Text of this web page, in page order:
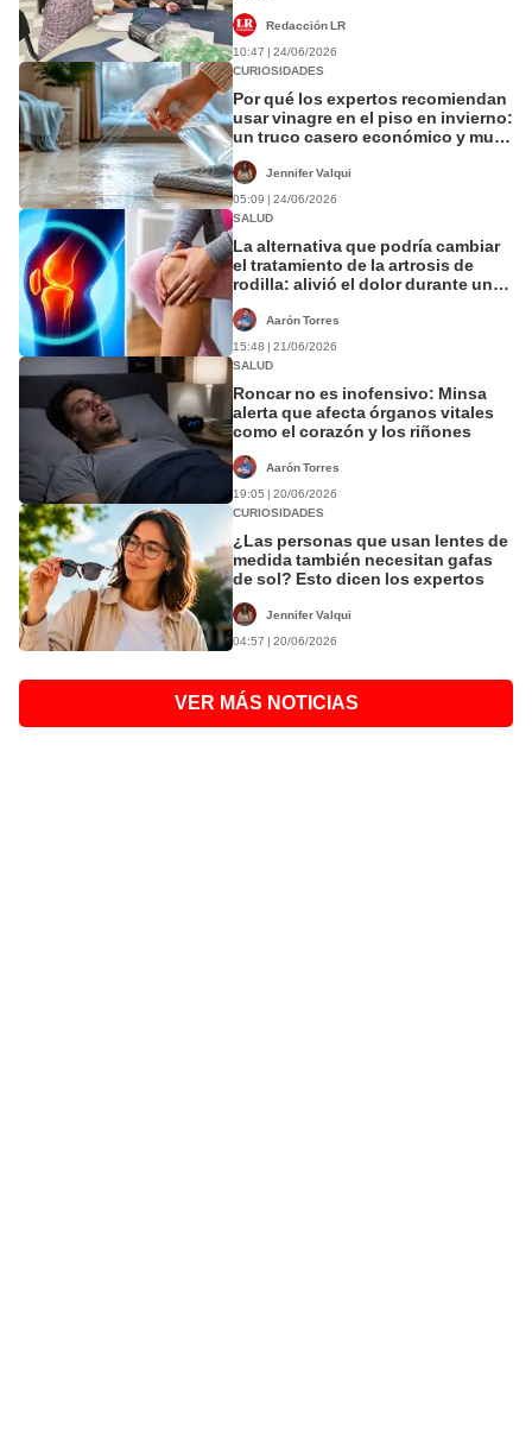
Redacción LR
10:47 | 24/06/2026
CURIOSIDADES
Por qué los expertos recomiendan
usar vinagre en el piso en invierno:
un truco casero económico y muy
Jennifer Valqui
05:09 | 24/06/2026
SALUD
La alternativa que podría cambiar
el tratamiento de la artrosis de
rodilla: alivió el dolor durante un
Aarón Torres
15:48 | 21/06/2026
SALUD
Roncar no es inofensivo: Minsa
alerta que afecta órganos vitales
como el corazón y los riñones
Aarón Torres
19:05 | 20/06/2026
CURIOSIDADES
¿Las personas que usan lentes de
medida también necesitan gafas
de sol? Esto dicen los expertos
Jennifer Valqui
04:57 | 20/06/2026
VER MÁS NOTICIAS